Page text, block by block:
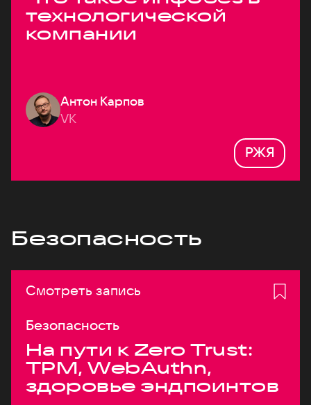
технологической
компании
Антон Карпов
VK
РЖЯ
Безопасность
Смотреть запись
Безопасность
На пути к Zero Trust:
TPM, WebAuthn,
здоровье эндпоинтов